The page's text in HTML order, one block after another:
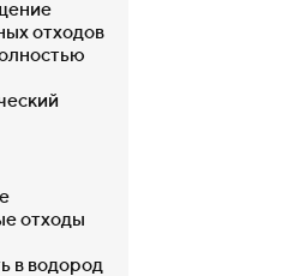
отходов
отходы
в водород